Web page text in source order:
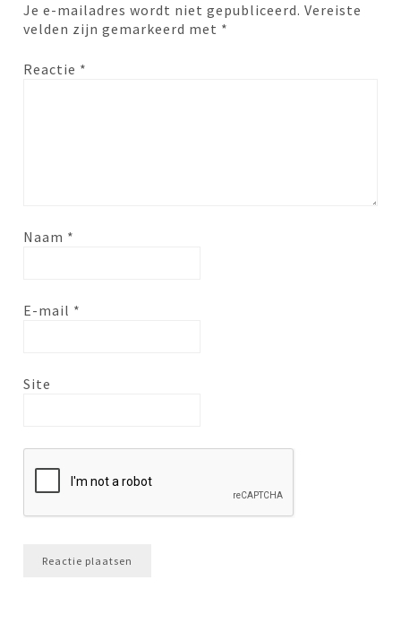
Je e-mailadres wordt niet gepubliceerd. Vereiste
velden zijn gemarkeerd met *
Reactie *
Naam *
E-mail *
Site